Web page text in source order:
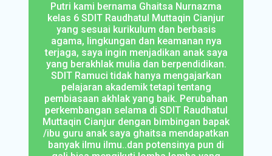
Putri kami bernama Ghaitsa Nurnazma
kelas 6 SDIT Raudhatul Muttaqin Cianjur
yang sesuai kurikulum dan berbasis
agama, lingkungan dan keamanan nya
terjaga, saya ingin menjadikan anak saya
yang berakhlak mulia dan berpendidikan.
SDIT Ramuci tidak hanya mengajarkan
pelajaran akademik tetapi tentang
pembiasaan akhlak yang baik. Perubahan
perkembangan selama di SDIT Raudhatul
Muttaqin Cianjur dengan bimbingan bapak
/ibu guru anak saya ghaitsa mendapatkan
banyak ilmu ilmu..dan potensinya pun di